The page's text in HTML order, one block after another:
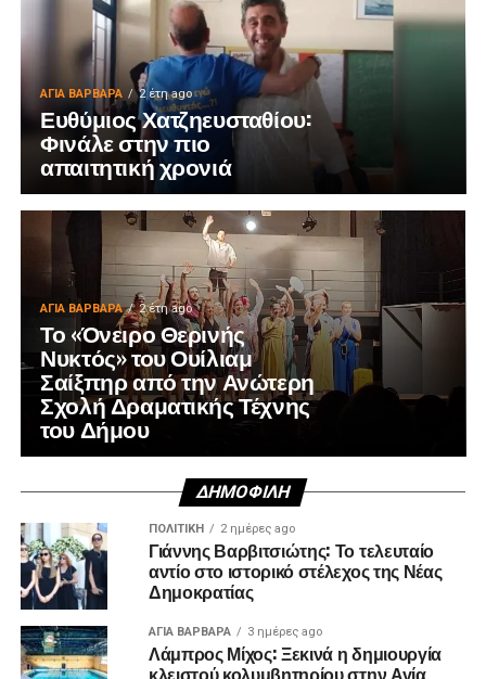
ΑΓΙΑ ΒΑΡΒΑΡΑ 2 έτη ago
Ευθύμιος Χατζηευσταθίου:
Φινάλε στην πιο
απαιτητική χρονιά
ΑΓΙΑ ΒΑΡΒΑΡΑ 2 έτη ago
Το «Όνειρο Θερινής
Νυκτός» του Ουίλιαμ
Σαίξπηρ από την Ανώτερη
Σχολή Δραματικής Τέχνης
του Δήμου
ΔΗΜΟΦΙΛΉ
ΠΟΛΙΤΙΚΉ 2 ημέρες ago
Γιάννης Βαρβιτσιώτης: Το τελευταίο
αντίο στο ιστορικό στέλεχος της Νέας
Δημοκρατίας
ΑΓΙΑ ΒΑΡΒΑΡΑ 3 ημέρες ago
Λάμπρος Μίχος: Ξεκινά η δημιουργία
κλειστού κολυμβητηρίου στην Αγία